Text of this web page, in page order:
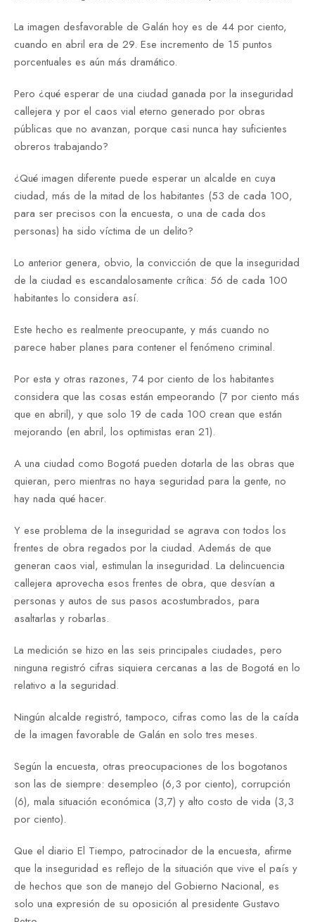
La imagen desfavorable de Galán hoy es de 44 por ciento,
cuando en abril era de 29. Ese incremento de 15 puntos
porcentuales es aún más dramático.
Pero ¿qué esperar de una ciudad ganada por la inseguridad
callejera y por el caos vial eterno generado por obras
públicas que no avanzan, porque casi nunca hay suficientes
obreros trabajando?
¿Qué imagen diferente puede esperar un alcalde en cuya
ciudad, más de la mitad de los habitantes (53 de cada 100,
para ser precisos con la encuesta, o una de cada dos
personas) ha sido víctima de un delito?
Lo anterior genera, obvio, la convicción de que la inseguridad
de la ciudad es escandalosamente crítica: 56 de cada 100
habitantes lo considera así.
Este hecho es realmente preocupante, y más cuando no
parece haber planes para contener el fenómeno criminal.
Por esta y otras razones, 74 por ciento de los habitantes
considera que las cosas están empeorando (7 por ciento más
que en abril), y que solo 19 de cada 100 crean que están
mejorando (en abril, los optimistas eran 21).
A una ciudad como Bogotá pueden dotarla de las obras que
quieran, pero mientras no haya seguridad para la gente, no
hay nada qué hacer.
Y ese problema de la inseguridad se agrava con todos los
frentes de obra regados por la ciudad. Además de que
generan caos vial, estimulan la inseguridad. La delincuencia
callejera aprovecha esos frentes de obra, que desvían a
personas y autos de sus pasos acostumbrados, para
asaltarlas y robarlas.
La medición se hizo en las seis principales ciudades, pero
ninguna registró cifras siquiera cercanas a las de Bogotá en lo
relativo a la seguridad.
Ningún alcalde registró, tampoco, cifras como las de la caída
de la imagen favorable de Galán en solo tres meses.
Según la encuesta, otras preocupaciones de los bogotanos
son las de siempre: desempleo (6,3 por ciento), corrupción
(6), mala situación económica (3,7) y alto costo de vida (3,3
por ciento).
Que el diario El Tiempo, patrocinador de la encuesta, afirme
que la inseguridad es reflejo de la situación que vive el país y
de hechos que son de manejo del Gobierno Nacional, es
solo una expresión de su oposición al presidente Gustavo